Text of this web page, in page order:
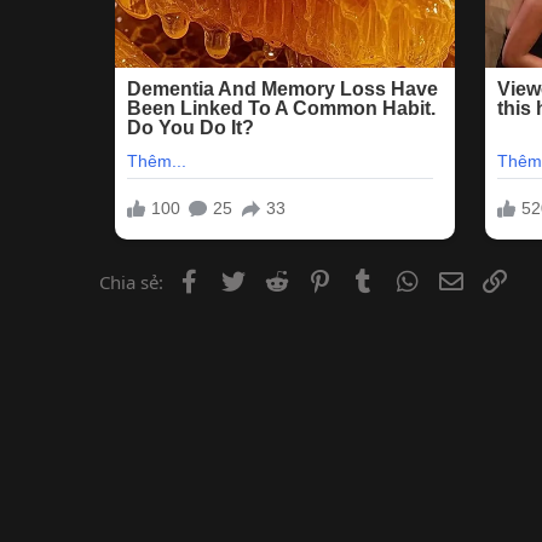
Chia sẻ: Facebook
Twitter Reddit PinterestTumblr WhatsApp
Email